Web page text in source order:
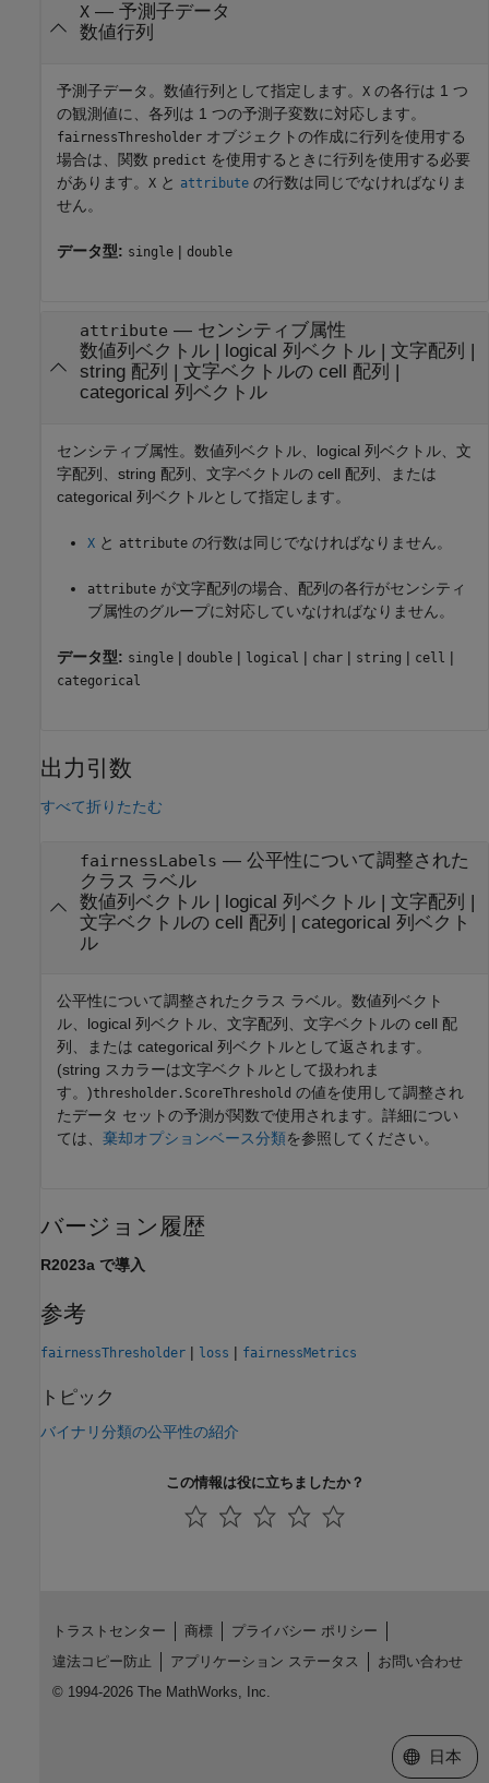
X— 予測子データ
数値行列
予測子データ。数値行列として指定します。 X の各行は 1 つ
の観測値に、各列は 1 つの予測子変数に対応します。
fairnessThresholder オブジェクトの作成に行列を使用する
場合は、関数 predict を使用するときに行列を使用する必要
があります。
X と attribute の行数は同じでなければなりま
せん。
データ型: single | double
attribute — センシティブ属性
数値列ベクトル| logical 列ベクトル| 文字配列
string 配列
文字ベクトルの cell 配列
categorical 列ベクトル
センシティブ属性。数値列ベクトル、logical 列ベクトル、文
字配列、string 配列、文字ベクトルの cell 配列、または
categorical 列ベクトルとして指定します。
X と attribute の行数は同じでなければなりません。
attribute が文字配列の場合、配列の各行がセンシティ
ブ属性のグループに対応していなければなりません。
データ型: single | double | logical | char | string | cell |
categorical
出力引数
すべて折りたたむ
fairnessLabels — 公平性について調整された
クラス ラベル
数値列ベクトル | logical 列ベクトル | 文字配列 |
文字ベクトルの cell 配列 | categorical 列ベクト
ル
公平性について調整されたクラス ラベル。数値列ベクト
ル、logical 列ベクトル、文字配列、文字ベクトルの cell 配
列、または categorical 列ベクトルとして返されます。
(string スカラーは文字ベクトルとして扱われま
す。)thresholder.ScoreThreshold の値を使用して調整され
たデータ セットの予測が関数で使用されます。詳細につい
ては、 棄却オプションベース分類を参照してください。
バージョン履歴
R2023a で導入
参考
fairnessThresholder | loss | fairnessMetrics
トピック
バイナリ分類の公平性の紹介
この情報は役に立ちましたか？
トラストセンター 商標
プライバシー ポリシー
違法コピー防止
アプリケーション ステータス
お問い合わせ
© 1994-2026 The MathWorks, Inc.
Web サイ
日本